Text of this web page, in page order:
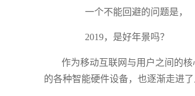
一个不能回避的问题是，
2019，是好年景吗？
作为移动互联网与用户之间的
的各种智能硬件设备，也逐渐走进了